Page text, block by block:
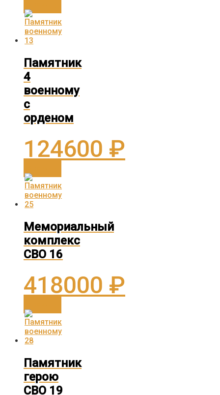
Памятник
4
военному
с
орденом
124600 ₽
Мемориальный
комплекс
СВО 16
418000 ₽
Памятник
герою
СВО 19